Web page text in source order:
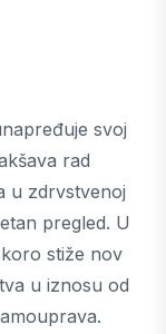
svoj
rad
u zdrvstvenoj
pregled. U
stiže nov
u iznosu od